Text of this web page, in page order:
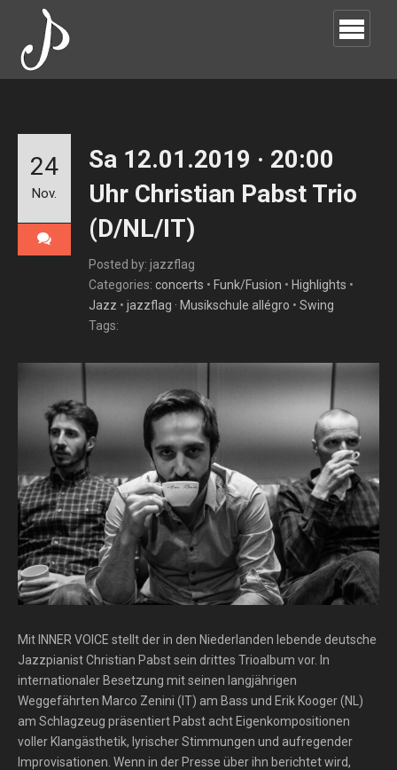
Sa 12.01.2019 · 20:00
Uhr Christian Pabst Trio
(D/NL/IT)
Posted by: jazzflag
Categories: concerts • Funk/Fusion • Highlights •
Jazz • jazzflag · Musikschule allégro • Swing
Tags:
24
Nov.
Mit INNER VOICE stellt der in den Niederlanden lebende deutsche
Jazzpianist Christian Pabst sein drittes Trioalbum vor. In
internationaler Besetzung mit seinen langjährigen
Weggefährten Marco Zenini (IT) am Bass und Erik Kooger (NL)
am Schlagzeug präsentiert Pabst acht Eigenkompositionen
voller Klangästhetik, lyrischer Stimmungen und aufregender
Improvisationen. Wenn in der Presse über ihn berichtet wird,